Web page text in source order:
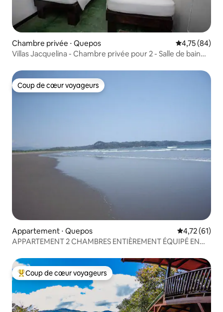
Chambre privée ⋅ Quepos Évaluation
4,75 (84)
Villas Jacquelina - Chambre privée pour 2 - Salle de bain
Coup de cœur voyageurs
Coup de cœur voyageurs
Appartement ⋅ Quepos Évaluation
4,72 (61)
APPARTEMENT 2 CHAMBRES ENTIÈREMENT ÉQUIPÉ EN
Coups de cœur voyageurs les plus appréciés
Coup de cœur voyageurs